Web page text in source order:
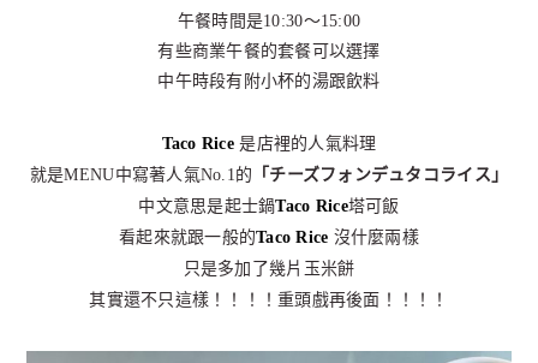
午餐時間是10:30～15:00
有些商業午餐的套餐可以選擇
中午時段有附小杯的湯跟飲料
Taco Rice是店裡的人氣料理
就是MENU中寫著人氣No.1的 「チーズフォンデュタコライス」
中文意思是起士鍋Taco Rice塔可飯
看起來就跟一般的Taco Rice 沒什麼兩樣
只是多加了幾片玉米餅
其實還不只這樣！！！！重頭戲再後面！！！！